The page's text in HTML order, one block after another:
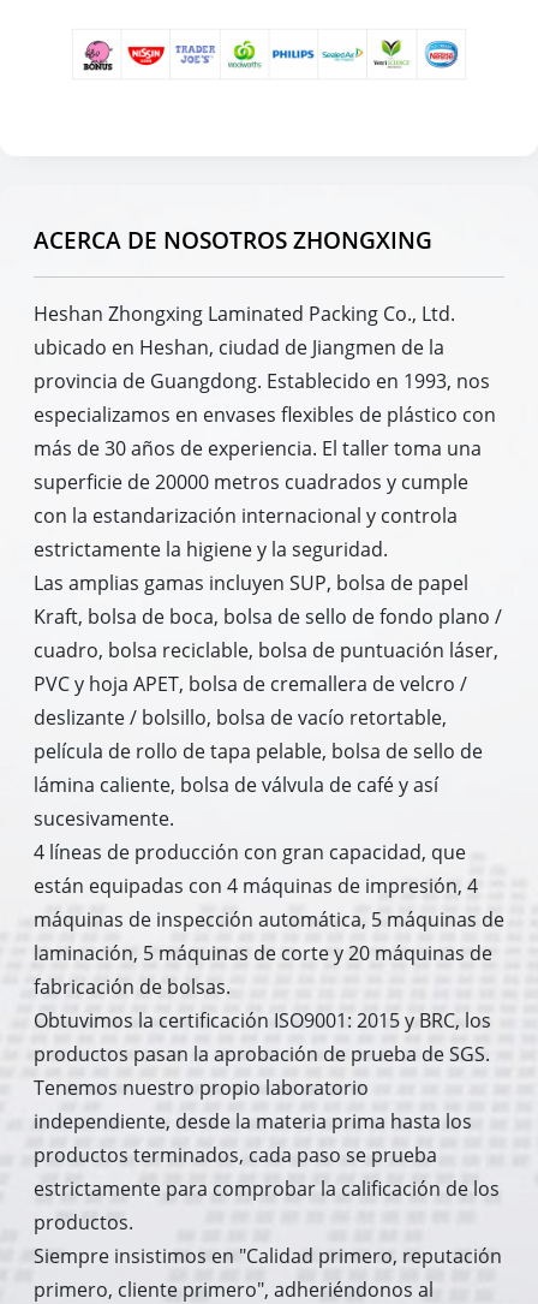
ACERCA DE NOSOTROS ZHONGXING
Heshan Zhongxing Laminated Packing Co., Ltd.
ubicado en Heshan, ciudad de Jiangmen de la
provincia de Guangdong. Establecido en 1993, nos
especializamos en envases flexibles de plástico con
más de 30 años de experiencia. El taller toma una
superficie de 20000 metros cuadrados y cumple
con la estandarización internacional y controla
estrictamente la higiene y la seguridad.
Las amplias gamas incluyen SUP, bolsa de papel
Kraft, bolsa de boca, bolsa de sello de fondo plano /
cuadro, bolsa reciclable, bolsa de puntuación láser,
PVC y hoja APET, bolsa de cremallera de velcro /
deslizante / bolsillo, bolsa de vacío retortable,
película de rollo de tapa pelable, bolsa de sello de
lámina caliente, bolsa de válvula de café y así
sucesivamente.
4 líneas de producción con gran capacidad, que
están equipadas con 4 máquinas de impresión, 4
máquinas de inspección automática, 5 máquinas de
laminación, 5 máquinas de corte y 20 máquinas de
fabricación de bolsas.
Obtuvimos la certificación ISO9001: 2015 y BRC, los
productos pasan la aprobación de prueba de SGS.
Tenemos nuestro propio laboratorio
independiente, desde la materia prima hasta los
productos terminados, cada paso se prueba
estrictamente para comprobar la calificación de los
productos.
Siempre insistimos en "Calidad primero, reputación
primero, cliente primero", adheriéndonos al